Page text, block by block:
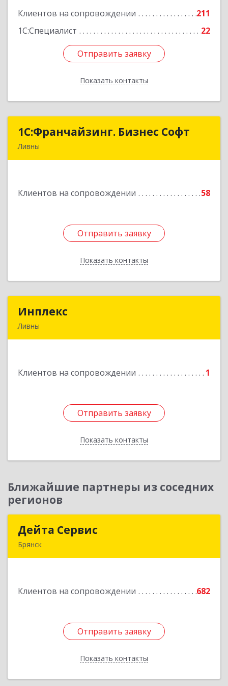
Клиентов на сопровождении
211
1С:Специалист
22
Отправить заявку
Показать контакты
Подробнее
Отправить заявку
Назад
1C:Франчайзинг. Бизнес Софт
Ливны
Клиентов на сопровождении 58
Отправить заявку
Показать контакты
1C:Франчайзинг. Бизнес Софт
Подробнее
Отправить заявку
Назад
Инплекс
Ливны
Клиентов на сопровождении 1
Отправить заявку
Показать контакты
Подробнее
Отправить заявку
Назад
Ближайшие партнеры из соседних
регионов
Дейта Сервис
Брянск
Клиентов на сопровождении 682
Отправить заявку
Показать контакты
Подробнее
Отправить заявку
Назад